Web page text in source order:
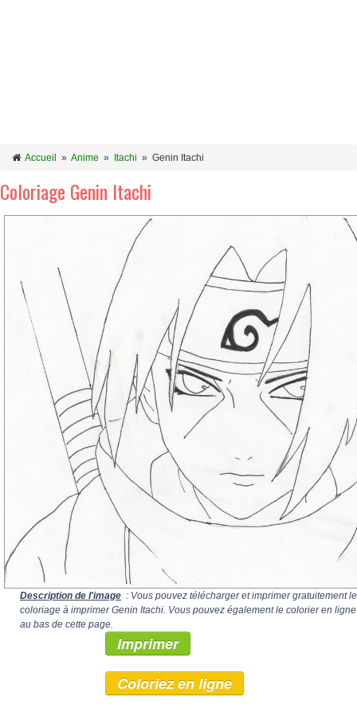
Accueil » Anime » Itachi » Genin Itachi
Coloriage Genin Itachi
Description de l'image : Vous pouvez télécharger et imprimer gratuitement le
coloriage à imprimer Genin Itachi. Vous pouvez également le colorier en ligne
au bas de cette page.
Imprimer
Coloriez en ligne